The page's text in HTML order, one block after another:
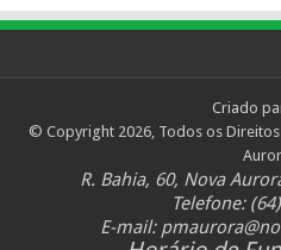
Criado
© Copyright 2026, Todos os
R. Bahia, 60, Nova
Telefone:
E-mail: